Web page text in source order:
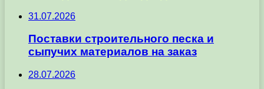
31.07.2026
Поставки строительного песка и
сыпучих материалов на заказ
28.07.2026